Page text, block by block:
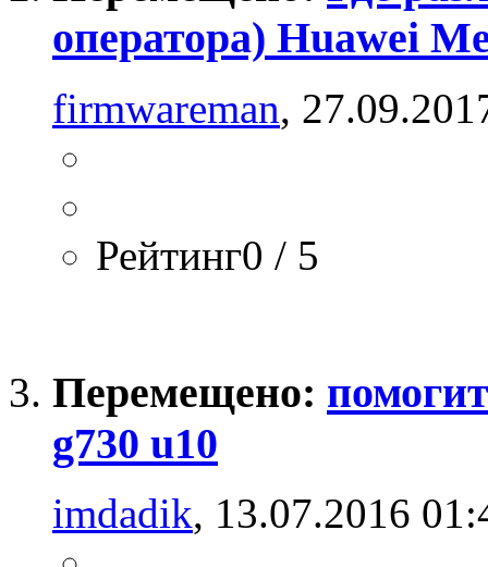
оператора) Huawei
firmwareman,
Рейтинг0 / 5
Перемещено:
g730 u10
imdadik, 13.07.2016